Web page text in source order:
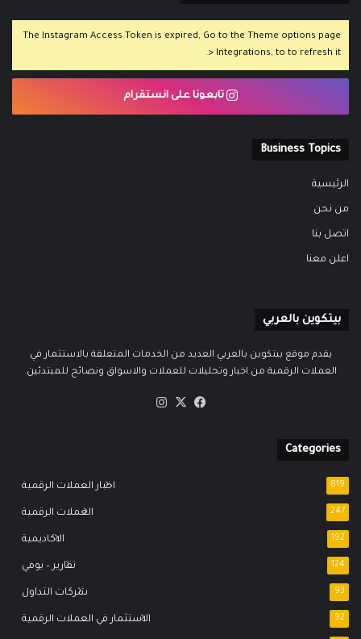
The Instagram Access Token is expired, Go to the Theme options page
> Integrations, to to refresh it.
تابعونا على انستقرام
Business Topics
الرئيسية
من نحن
اتصل بنا
اعلن معنا
بيتكوين بالعربي
يقدم موقع بيتكوين بالعربي العديد من الخدمات المتعلقة بالاستثمار في
العملات الرقمية من اخبار وتحليلات للعملات والاسواق ونصائح للمبتدئين.
فيسبوك
‫X
Categories
اخبار العملات الرقمية 819
العملات الرقمية 247
الاكاديمية 192
تقارير – يومي 124
شركات التداول 93
الاستثمار في العملات الرقمية 92